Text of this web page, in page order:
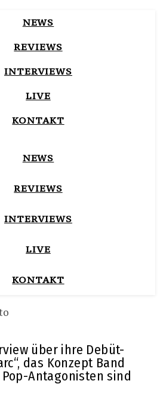
NEWS
REVIEWS
INTERVIEWS
LIVE
KONTAKT
NEWS
REVIEWS
INTERVIEWS
LIVE
KONTAKT
über ihre Debüt-
das Konzept Band
Antagonisten sind